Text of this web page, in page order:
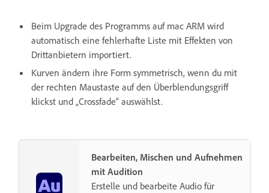
Beim Upgrade des Programms auf mac ARM wird
automatisch eine fehlerhafte Liste mit Effekten von
Drittanbietern importiert.
Kurven ändern ihre Form symmetrisch, wenn du mit
der rechten Maustaste auf den Überblendungsgriff
klickst und „Crossfade“ auswählst.
Bearbeiten, Mischen und Aufnehmen
mit Audition
Erstelle und bearbeite Audio für